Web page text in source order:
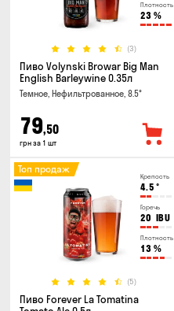
Плотность
23 %
(3)
Пиво Volynski Browar Big Man
English Barleywine 0.35л
Темное, Нефильтрованное, 8.5°
79,50
грн за 1 шт
Крепость
4.5 °
Горечь
20 IBU
Плотность
13 %
(5)
Топ продаж
Пиво Forever La Tomatina